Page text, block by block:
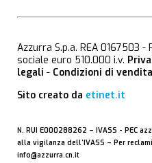
Azzurra S.p.a. REA 0167503
sociale euro 510.000 i.v.
legali - Condizioni di vendita
Sito creato da etinet.it
N. RUI E000288262 – IVASS - PEC
alla vigilanza dell’IVASS – Per
info@azzurra.cn.it